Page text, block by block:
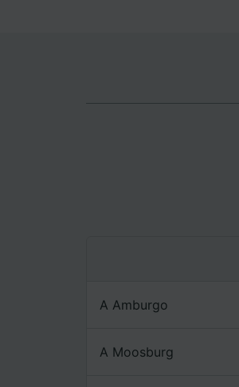
A Amburgo
A Moosburg